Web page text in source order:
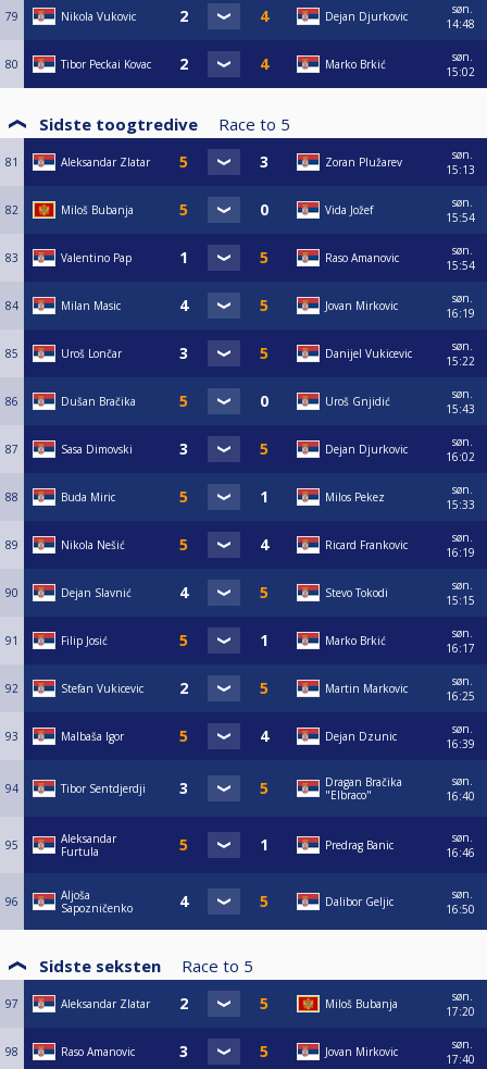
79 Nikola Vukovic Dejan Djurkovic
søn.
14:48
80 Tibor Peckai Kovac Marko Brkić
søn.
15:02
Sidste toogtredive Race to 5
81 Aleksandar Zlatar Zoran Plužarev
søn.
15:13
82 Miloš Bubanja Vida Jožef
søn.
15:54
83 Valentino Pap Raso Amanovic
søn.
15:54
84 Milan Masic Jovan Mirkovic
søn.
16:19
85 Uroš Lončar Danijel Vukicevic
søn.
15:22
86 Dušan Bračika Uroš Gnjidić
søn.
15:43
87 Sasa Dimovski Dejan Djurkovic
søn.
16:02
88 Buda Miric Milos Pekez
søn.
15:33
89 Nikola Nešić Ricard Frankovic
søn.
16:19
90 Dejan Slavnić Stevo Tokodi
søn.
15:15
91 Filip Josić Marko Brkić
søn.
16:17
92 Stefan Vukicevic Martin Markovic
søn.
16:25
93 Malbaša Igor Dejan Dzunic
søn.
16:39
94 Tibor Sentdjerdji
Dragan Bračika
"Elbraco"
søn.
16:40
95
Aleksandar
Furtula
Predrag Banic
søn.
16:46
96
Aljoša
Sapozničenko
Dalibor Geljic
søn.
16:50
Sidste seksten Race to 5
97 Aleksandar Zlatar Miloš Bubanja
søn.
17:20
98 Raso Amanovic Jovan Mirkovic
søn.
17:40